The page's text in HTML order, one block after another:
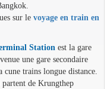
sur le voyage en train en
Stationest la gare
une gare secondaire
cune trains longue distance.
de Krungthep